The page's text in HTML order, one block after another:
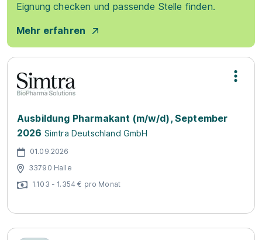
Eignung checken und passende Stelle finden.
Mehr erfahren
Ausbildung Pharmakant (m/w/d), September
2026 Simtra Deutschland GmbH
01.09.2026
33790 Halle
1.103 - 1.354 € pro Monat